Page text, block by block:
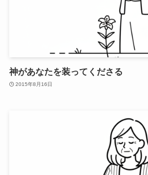
神があなたを装ってくださる
2015年8月16日